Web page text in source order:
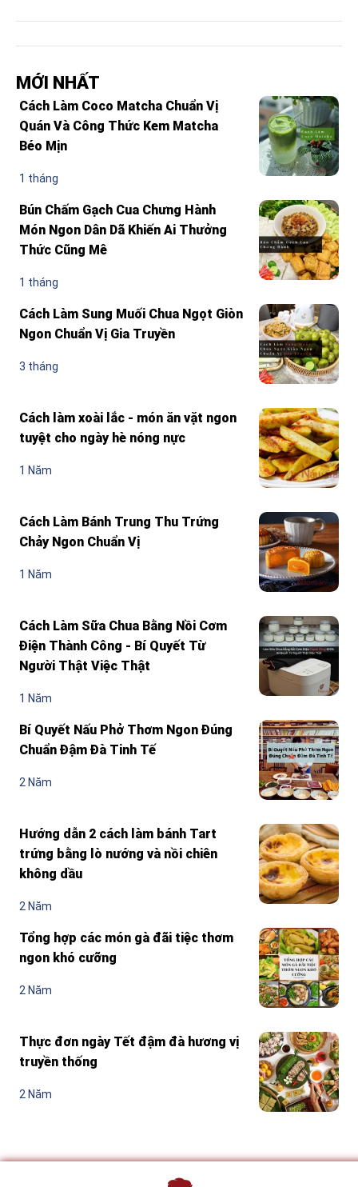
MỚI NHẤT
Cách Làm Coco Matcha Chuẩn Vị
Quán Và Công Thức Kem Matcha
Béo Mịn
1 tháng
Bún Chấm Gạch Cua Chưng Hành
Món Ngon Dân Dã Khiến Ai Thưởng
Thức Cũng Mê
1 tháng
Cách Làm Sung Muối Chua Ngọt Giòn
Ngon Chuẩn Vị Gia Truyền
3 tháng
Cách làm xoài lắc - món ăn vặt ngon
tuyệt cho ngày hè nóng nực
1 Năm
Cách Làm Bánh Trung Thu Trứng
Chảy Ngon Chuẩn Vị
1 Năm
Cách Làm Sữa Chua Bằng Nồi Cơm
Điện Thành Công - Bí Quyết Từ
Người Thật Việc Thật
1 Năm
Bí Quyết Nấu Phở Thơm Ngon Đúng
Chuẩn Đậm Đà Tinh Tế
2 Năm
Hướng dẫn 2 cách làm bánh Tart
trứng bằng lò nướng và nồi chiên
không dầu
2 Năm
Tổng hợp các món gà đãi tiệc thơm
ngon khó cưỡng
2 Năm
Thực đơn ngày Tết đậm đà hương vị
truyền thống
2 Năm